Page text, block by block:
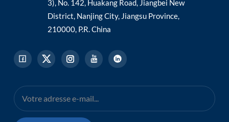
3), No. 142, Huakang Road, Jiangbei New
District, Nanjing City, Jiangsu Province,
210000, P.R. China